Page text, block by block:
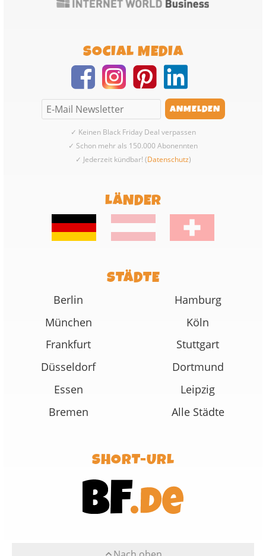
SOCIAL MEDIA
✓ Keinen Black Friday Deal verpassen
✓ Schon mehr als 150.000 Abonennten
✓ Jederzeit kündbar! (Datenschutz)
LÄNDER
STÄDTE
Berlin
Hamburg
München
Köln
Frankfurt
Stuttgart
Düsseldorf
Dortmund
Essen
Leipzig
Bremen
Alle Städte
SHORT-URL